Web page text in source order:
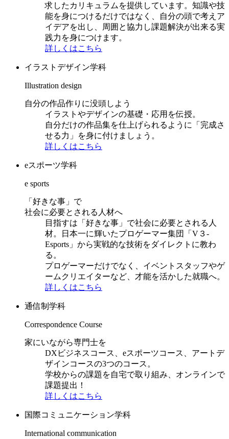
求したカリキュラムを提供しています。知識や技
能を身につけるだけではなく、自分の頭で考えア
イデアを出し、周囲と協力し課題解決が出来る実
践力を身につけます。
詳しくはこちら
イラストデザイン学科
Illustration design
自分の作品作りに没頭しよう
イラストやデザインの基礎・応用を伝授。
自分だけの作品集を仕上げられるように「完成さ
せる力」を身に付けましょう。
詳しくはこちら
eスポーツ学科
e sports
「好きな事」で
社会に必要とされる人材へ
目指すは「好きな事」で社会に必要とされる人
材。日本一に輝いたプロゲーマー集団「V３-
Esports」から実戦的な技術をダイレクトに教わ
る。
プロゲーマーだけでなく、イベントスタッフやゲ
ームクリエイターなど、才能を活かした就職へ。
詳しくはこちら
通信制学科
Correspondence Course
家にいながら専門士を
DXビジネスコース、eスポーツコース、アートデ
ザインコースの3つのコース。
学校からの課題を自宅で取り組み、オンラインで
課題提出！
詳しくはこちら
国際コミュニケーション学科
International communication